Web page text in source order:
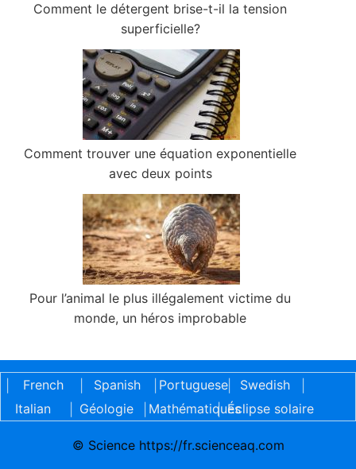
Comment le détergent brise-t-il la tension
superficielle?
Comment trouver une équation exponentielle
avec deux points
Pour l’animal le plus illégalement victime du
monde, un héros improbable
French Spanish Portuguese| Swedish
Italian
Géologie Mathématiques
| Éclipse solaire
© Science https://fr.scienceaq.com